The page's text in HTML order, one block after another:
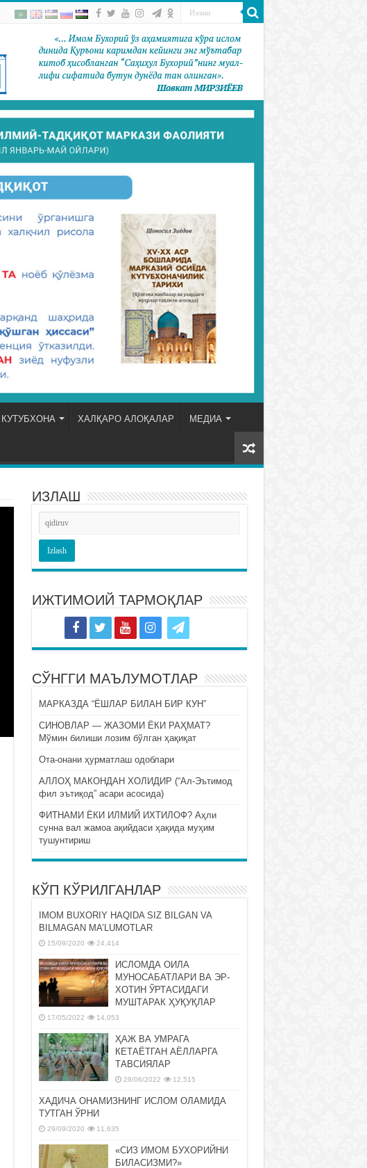
КУТУБХОНА ХАЛҚАРО АЛОҚАЛАР МЕДИА
ИЗЛАШ
ИЖТИМОИЙ ТАРМОҚЛАР
СЎНГГИ МАЪЛУМОТЛАР
МАРКАЗДА “ЁШЛАР БИЛАН БИР КУН”
СИНОВЛАР — ЖАЗОМИ ЁКИ РАҲМАТ?
Мўмин билиши лозим бўлган ҳақиқат
Ота-онани ҳурматлаш одоблари
АЛЛОҲ МАКОНДАН ХОЛИДИР (“Ал-Эътимод
фил эътиқод” асари асосида)
ФИТНАМИ ЁКИ ИЛМИЙ ИХТИЛОФ? Аҳли
сунна вал жамоа ақийдаси ҳақида муҳим
тушунтириш
КЎП КЎРИЛГАНЛАР
IMOM BUXORIY HAQIDA SIZ BILGAN VA
BILMAGAN MA’LUMOTLAR
15/09/2020 24,414
ИСЛОМДА ОИЛА
МУНОСАБАТЛАРИ ВА ЭР-
ХОТИН ЎРТАСИДАГИ
МУШТАРАК ҲУҚУҚЛАР
17/05/2022 14,053
ҲАЖ ВА УМРАГА
КЕТАЁТГАН АЁЛЛАРГА
ТАВСИЯЛАР
29/06/2022 12,515
ХАДИЧА ОНАМИЗНИНГ ИСЛОМ ОЛАМИДА
ТУТГАН ЎРНИ
29/09/2020 11,635
«СИЗ ИМОМ БУХОРИЙНИ
БИЛАСИЗМИ?»